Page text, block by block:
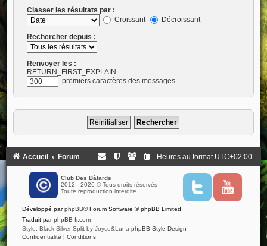
Classer les résultats par :
Croissant
Décroissant
Rechercher depuis :
Renvoyer les :
RETURN_FIRST_EXPLAIN
premiers caractères des messages
Accueil Forum Heures au format UTC+02:00
Club Des Bâtards
2012 - 2026 © Tous droits réservés
Toute reproduction interdite
T
i
Y
u
Développé parphpBB® Forum Software © phpBB Limited
Traduit parphpBB-fr.com
Style: Black-Silver-Split by Joyce&Luna phpBB-Style-Design
Confidentialité | Conditions